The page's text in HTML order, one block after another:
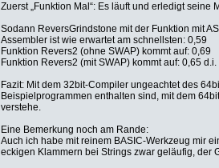
Zuerst „Funktion Mal“: Es läuft und erledigt seine
Sodann ReversGrindstone mit der Funktion mit
Assembler ist wie erwartet am schnellsten: 0,59
Funktion Revers2 (ohne SWAP) kommt auf: 0,69
Funktion Revers2 (mit SWAP) kommt auf: 0,65
Fazit: Mit dem 32bit-Compiler ungeachtet des
Beispielprogrammen enthalten sind, mit dem
verstehe.
Eine Bemerkung noch am Rande:
Auch ich habe mit reinem BASIC-Werkzeug mir
eckigen Klammern bei Strings zwar geläufig, der